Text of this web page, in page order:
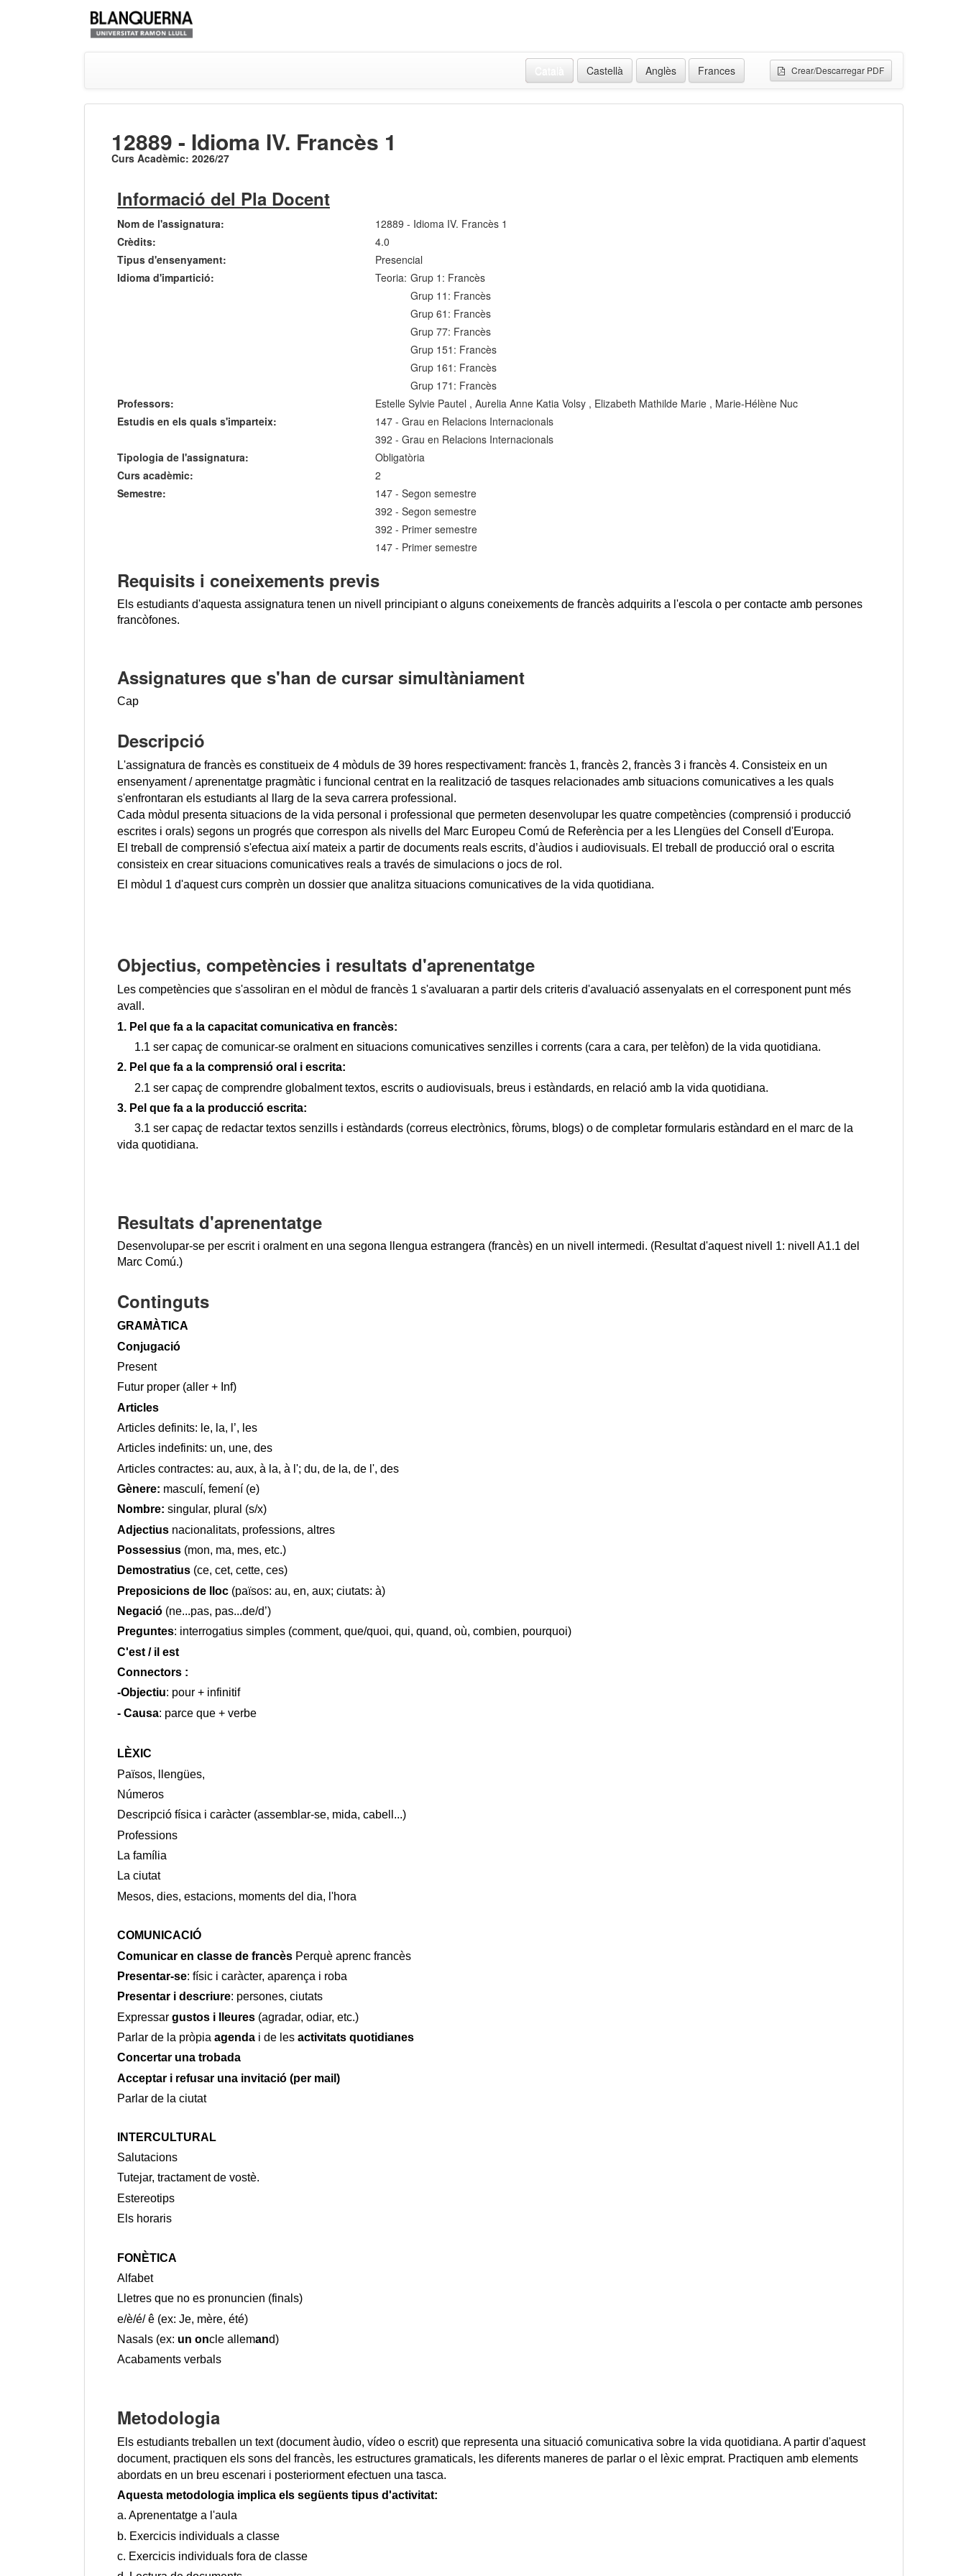
Crear/Descarregar PDF
Castellà Anglès Frances
12889 - Idioma IV. Francès 1
Curs Acadèmic: 2026/27
Informació del Pla Docent
Nom de l'assignatura:
12889 - Idioma IV. Francès 1
Crèdits:
4.0
Tipus d'ensenyament:
Presencial
Idioma d'impartició:
Teoria: Grup 1: Francès
Grup 11: Francès
Grup 61: Francès
Grup 77: Francès
Grup 151: Francès
Grup 161: Francès
Grup 171: Francès
Professors:
Estelle Sylvie Pautel , Aurelia Anne Katia Volsy , Elizabeth Mathilde Marie , Marie-Hélène Nuc
Estudis en els quals s'imparteix:
147 - Grau en Relacions Internacionals
392 - Grau en Relacions Internacionals
Tipologia de l'assignatura:
Obligatòria
Curs acadèmic:
2
Semestre:
147 - Segon semestre
392 - Segon semestre
392 - Primer semestre
147 - Primer semestre
Requisits i coneixements previs
Els estudiants d'aquesta assignatura tenen un nivell principiant o alguns coneixements de francès adquirits a l'escola o per contacte amb persones
francòfones.
Assignatures que s'han de cursar simultàniament
Cap
Descripció
L'assignatura de francès es constitueix de 4 mòduls de 39 hores respectivament: francès 1, francès 2, francès 3 i francès 4. Consisteix en un
ensenyament / aprenentatge pragmàtic i funcional centrat en la realització de tasques relacionades amb situacions comunicatives a les quals
s'enfrontaran els estudiants al llarg de la seva carrera professional.
Cada mòdul presenta situacions de la vida personal i professional que permeten desenvolupar les quatre competències (comprensió i producció
escrites i orals) segons un progrés que correspon als nivells del Marc Europeu Comú de Referència per a les Llengües del Consell d'Europa.
El treball de comprensió s'efectua així mateix a partir de documents reals escrits, d’àudios i audiovisuals. El treball de producció oral o escrita
consisteix en crear situacions comunicatives reals a través de simulacions o jocs de rol.
El mòdul 1 d'aquest curs comprèn un dossier que analitza situacions comunicatives de la vida quotidiana.
Objectius, competències i resultats d'aprenentatge
Les competències que s'assoliran en el mòdul de francès 1 s'avaluaran a partir dels criteris d'avaluació assenyalats en el corresponent punt més
avall.
1. Pel que fa a la capacitat comunicativa en francès:
1.1 ser capaç de comunicar-se oralment en situacions comunicatives senzilles i corrents (cara a cara, per telèfon) de la vida quotidiana.
2. Pel que fa a la comprensió oral i escrita:
2.1 ser capaç de comprendre globalment textos, escrits o audiovisuals, breus i estàndards, en relació amb la vida quotidiana.
3. Pel que fa a la producció escrita:
3.1 ser capaç de redactar textos senzills i estàndards (correus electrònics, fòrums, blogs) o de completar formularis estàndard en el marc de la
vida quotidiana.
Resultats d'aprenentatge
Desenvolupar-se per escrit i oralment en una segona llengua estrangera (francès) en un nivell intermedi. (Resultat d'aquest nivell 1: nivell A1.1 del
Marc Comú.)
Continguts
GRAMÀTICA
Conjugació
Present
Futur proper (aller + Inf)
Articles
Articles definits: le, la, l’, les
Articles indefinits: un, une, des
Articles contractes: au, aux, à la, à l'; du, de la, de l', des
Gènere: masculí, femení (e)
Nombre: singular, plural (s/x)
Adjectius nacionalitats, professions, altres
Possessius (mon, ma, mes, etc.)
Demostratius (ce, cet, cette, ces)
Preposicions de lloc (països: au, en, aux; ciutats: à)
Negació (ne...pas, pas...de/d’)
Preguntes: interrogatius simples (comment, que/quoi, qui, quand, où, combien, pourquoi)
C'est / il est
Connectors :
-Objectiu: pour + infinitif
- Causa: parce que + verbe
LÈXIC
Països, llengües,
Números
Descripció física i caràcter (assemblar-se, mida, cabell...)
Professions
La família
La ciutat
Mesos, dies, estacions, moments del dia, l'hora
COMUNICACIÓ
Comunicar en classe de francès Perquè aprenc francès
Presentar-se: físic i caràcter, aparença i roba
Presentar i descriure: persones, ciutats
Expressar gustos i lleures (agradar, odiar, etc.)
Parlar de la pròpia agenda i de les activitats quotidianes
Concertar una trobada
Acceptar i refusar una invitació (per mail)
Parlar de la ciutat
INTERCULTURAL
Salutacions
Tutejar, tractament de vostè.
Estereotips
Els horaris
FONÈTICA
Alfabet
Lletres que no es pronuncien (finals)
e/è/é/ ê (ex: Je, mère, été)
Nasals (ex: un oncle allemand)
Acabaments verbals
Metodologia
Els estudiants treballen un text (document àudio, vídeo o escrit) que representa una situació comunicativa sobre la vida quotidiana. A partir d'aquest
document, practiquen els sons del francès, les estructures gramaticals, les diferents maneres de parlar o el lèxic emprat. Practiquen amb elements
abordats en un breu escenari i posteriorment efectuen una tasca.
Aquesta metodologia implica els següents tipus d'activitat:
a. Aprenentatge a l'aula
b. Exercicis individuals a classe
c. Exercicis individuals fora de classe